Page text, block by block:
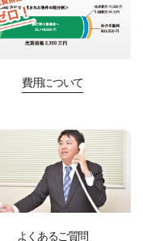
費用について
よくあるご質問